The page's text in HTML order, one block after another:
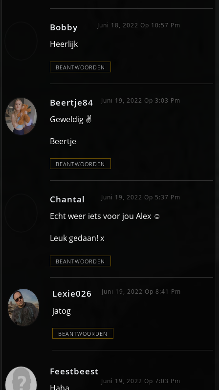
Bobby Juni 18, 2022 Op 10:57 Pm
Heerlijk
BEANTWOORDEN
Beertje84 Juni 19, 2022 Op 3:03 Pm
Geweldig ✌️
Beertje
BEANTWOORDEN
Chantal Juni 19, 2022 Op 5:37 Pm
Echt weer iets voor jou Alex ☺
Leuk gedaan! x
BEANTWOORDEN
Lexie026 Juni 19, 2022 Op 8:41 Pm
jatog
BEANTWOORDEN
Feestbeest
Juni 19, 2022 Op 7:03 Pm